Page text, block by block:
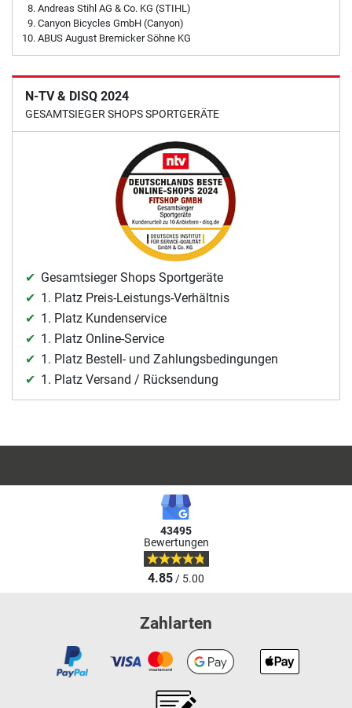
Andreas Stihl AG & Co. KG (STIHL)
Canyon Bicycles GmbH (Canyon)
ABUS August Bremicker Söhne KG
N-TV & DISQ 2024
GESAMTSIEGER SHOPS SPORTGERÄTE
Gesamtsieger Shops Sportgeräte
1. Platz Preis-Leistungs-Verhältnis
1. Platz Kundenservice
1. Platz Online-Service
1. Platz Bestell- und Zahlungsbedingungen
1. Platz Versand / Rücksendung
43495
Bewertungen
4.85/ 5.00
Zahlarten